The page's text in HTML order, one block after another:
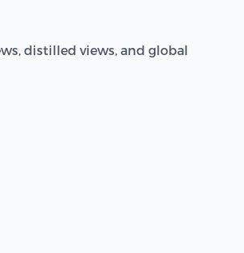
distilled views, and global